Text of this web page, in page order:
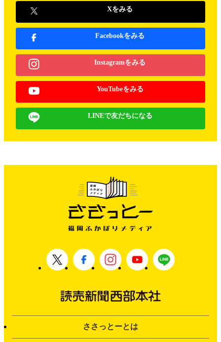
Xをみる
Facebookをみる
Instagramをみる
YouTubeをみる
LINEで友だちになる
ささっとーとは